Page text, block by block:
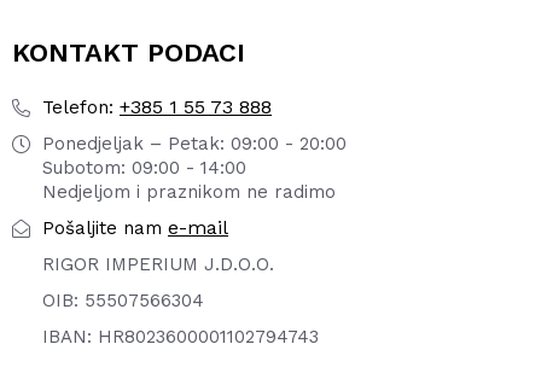
KONTAKT PODACI
Telefon: +385 1 55 73 888
Ponedjeljak – Petak: 09:00 - 20:00
Subotom: 09:00 - 14:00
Nedjeljom i praznikom ne radimo
Pošaljite nam e-mail
RIGOR IMPERIUM J.D.O.O.
OIB: 55507566304
IBAN: HR8023600001102794743